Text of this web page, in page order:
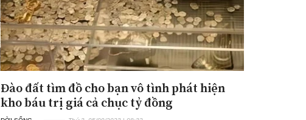
Đào đất tìm đồ cho bạn vô tình phát hiện
kho báu trị giá cả chục tỷ đồng